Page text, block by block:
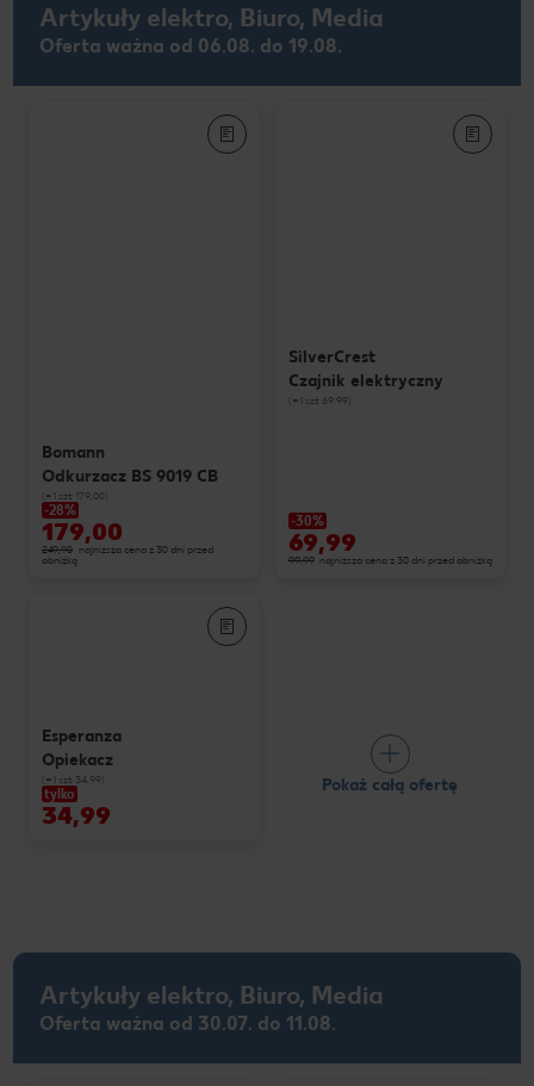
Artykuły elektro, Biuro, Media
Oferta ważna od 06.08. do 19.08.
Bomann
Odkurzacz BS 9019 CB
(=1 szt 179,00)
-28%
179,00
249,90 najniższa cena z 30 dni przed
obniżką
SilverCrest
Czajnik elektryczny
(=1 szt 69,99)
-30%
69,99
99,99 najniższa cena z 30 dni przed obniżką
Esperanza
Opiekacz
(=1 szt 34,99)
tylko
34,99
Pokaż całą ofertę
Artykuły elektro, Biuro, Media
Oferta ważna od 30.07. do 11.08.